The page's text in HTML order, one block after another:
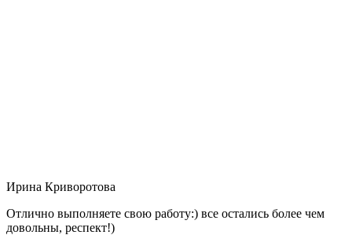
Ирина Криворотова
Отлично выполняете свою работу:) все остались более чем
довольны, респект!)